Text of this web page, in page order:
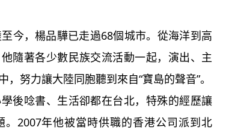
，楊品驊已走過68個城市。從海洋到高
隨著各少數民族交流活動一起，演出、主
努力讓大陸同胞聽到來自“寶島的聲音”。
唸書、生活卻都在台北，特殊的經歷讓
2007年他被當時供職的香港公司派到北